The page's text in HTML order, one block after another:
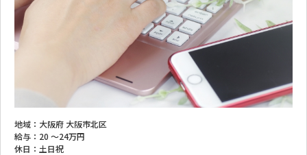
地域： 大阪府 大阪市北区
給与： 20 ～24万円
休日： 土日祝